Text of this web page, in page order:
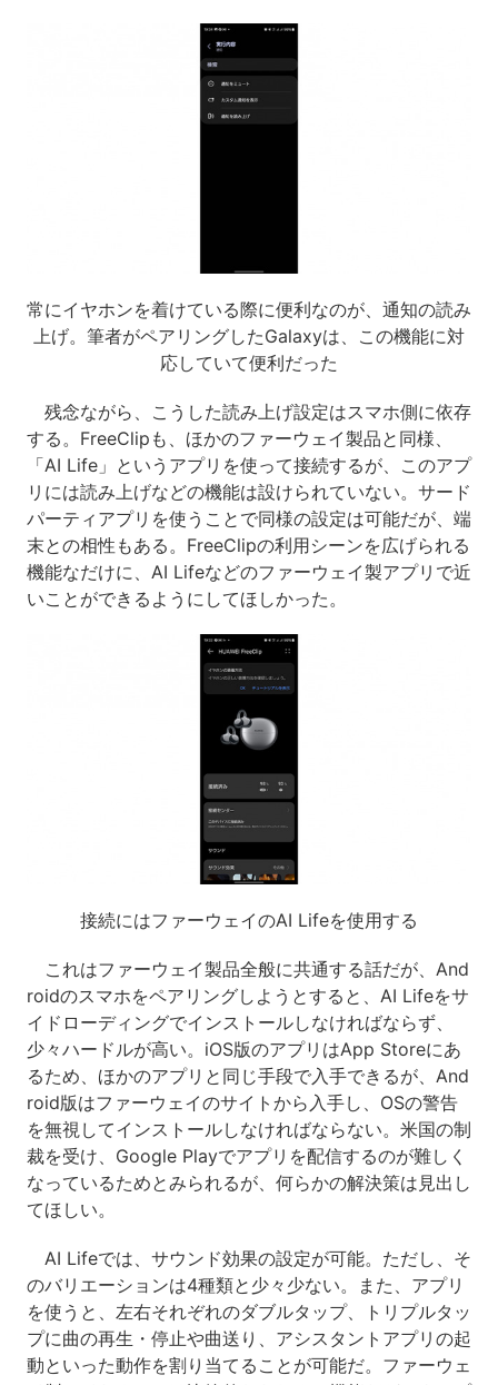
常にイヤホンを着けている際に便利なのが、通知の読み
上げ。筆者がペアリングしたGalaxyは、この機能に対
応していて便利だった
残念ながら、こうした読み上げ設定はスマホ側に依存
する。FreeClipも、ほかのファーウェイ製品と同様、
「AI Life」というアプリを使って接続するが、このアプ
リには読み上げなどの機能は設けられていない。サード
パーティアプリを使うことで同様の設定は可能だが、端
末との相性もある。FreeClipの利用シーンを広げられる
機能なだけに、AI Lifeなどのファーウェイ製アプリで近
いことができるようにしてほしかった。
接続にはファーウェイのAI Lifeを使用する
これはファーウェイ製品全般に共通する話だが、And
roidのスマホをペアリングしようとすると、AI Lifeをサ
イドローディングでインストールしなければならず、
少々ハードルが高い。iOS版のアプリはApp Storeにあ
るため、ほかのアプリと同じ手段で入手できるが、And
roid版はファーウェイのサイトから入手し、OSの警告
を無視してインストールしなければならない。米国の制
裁を受け、Google Playでアプリを配信するのが難しく
なっているためとみられるが、何らかの解決策は見出し
てほしい。
AI Lifeでは、サウンド効果の設定が可能。ただし、そ
のバリエーションは4種類と少々少ない。また、アプリ
を使うと、左右それぞれのダブルタップ、トリプルタッ
プに曲の再生・停止や曲送り、アシスタントアプリの起
動といった動作を割り当てることが可能だ。ファーウェ